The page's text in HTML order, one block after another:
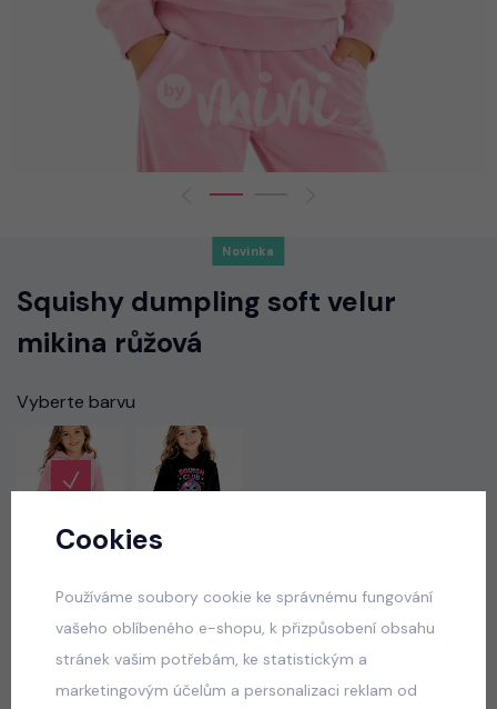
Novinka
Squishy dumpling soft velur
mikina růžová
Vyberte barvu
Vyberte velikost
330 Kč
Cookies
Používáme soubory cookie ke správnému fungování
vašeho oblíbeného e-shopu, k přizpůsobení obsahu
stránek vašim potřebám, ke statistickým a
marketingovým účelům a personalizaci reklam od